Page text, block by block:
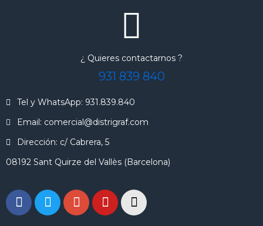
¿ Quieres contactarnos ?
931 839 840
Tel y WhatsApp: 931.839.840
Email: comercial@distrigraf.com
Dirección: c/ Cabrera, 5
08192 Sant Quirze del Vallès (Barcelona)